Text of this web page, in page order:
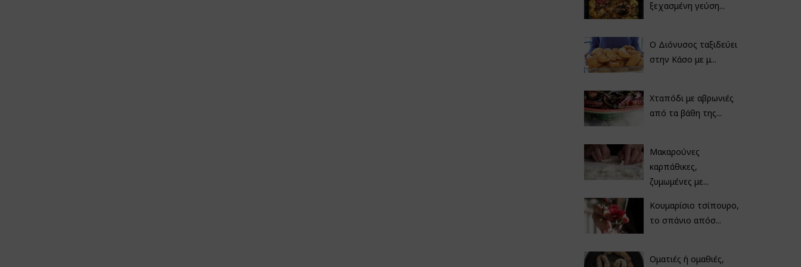
ξεχασμένη γεύση...
Ο Διόνυσος ταξιδεύει
στην Κάσο με μ...
Χταπόδι με αβρωνιές
από τα βάθη της...
Μακαρούνες
καρπάθικες,
ζυμωμένες με...
Κουμαρίσιο τσίπουρο,
το σπάνιο απόσ...
Οματιές ή ομαθιές,